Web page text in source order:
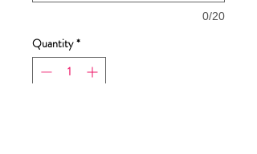
0/20
Quantity *